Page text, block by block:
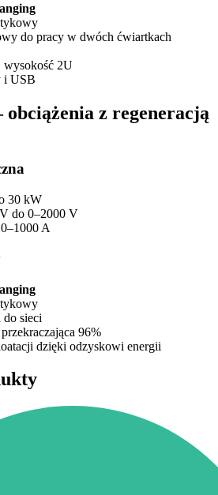
do pracy w dwóch ćwiartkach
wysokość 2U
i USB
z regeneracją
30 kW
do 0–2000 V
A
do sieci
96%
dzięki odzyskowi energii